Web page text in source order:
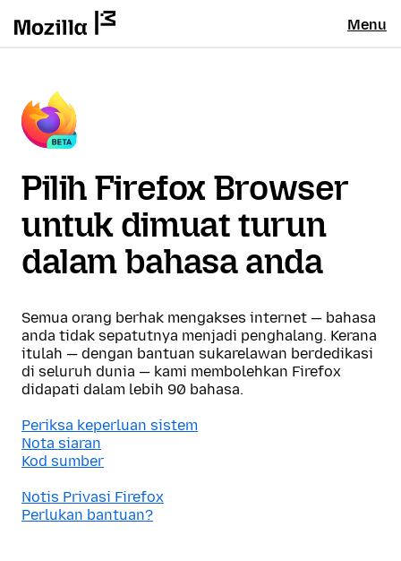
Menu
Pilih Firefox Browser
untuk dimuat turun
dalam bahasa anda
Semua orang berhak mengakses internet — bahasa
anda tidak sepatutnya menjadi penghalang. Kerana
itulah — dengan bantuan sukarelawan berdedikasi
di seluruh dunia — kami membolehkan Firefox
didapati dalam lebih 90 bahasa.
Periksa keperluan sistem
Nota siaran
Kod sumber
Notis Privasi Firefox
Perlukan bantuan?